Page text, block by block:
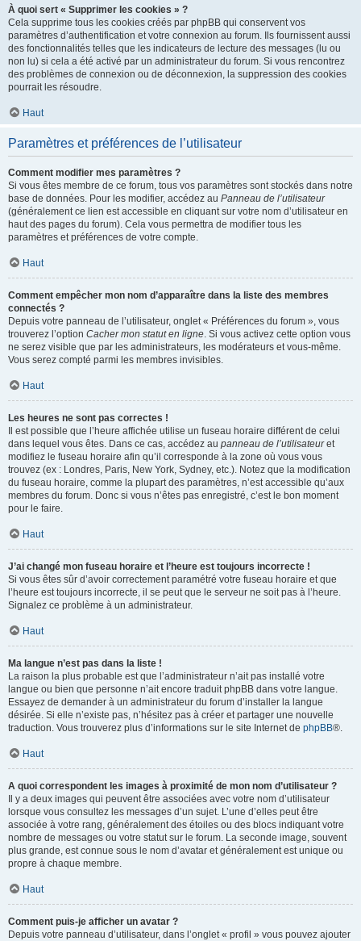
À quoi sert « Supprimer les cookies » ?
Cela supprime tous les cookies créés par phpBB qui conservent vos
paramètres d’authentification et votre connexion au forum. Ils fournissent aussi
des fonctionnalités telles que les indicateurs de lecture des messages (lu ou
non lu) si cela a été activé par un administrateur du forum. Si vous rencontrez
des problèmes de connexion ou de déconnexion, la suppression des cookies
pourrait les résoudre.
Haut
Paramètres et préférences de l’utilisateur
Comment modifier mes paramètres ?
Si vous êtes membre de ce forum, tous vos paramètres sont stockés dans notre
base de données. Pour les modifier, accédez au Panneau de l’utilisateur
(généralement ce lien est accessible en cliquant sur votre nom d’utilisateur en
haut des pages du forum). Cela vous permettra de modifier tous les
paramètres et préférences de votre compte.
Haut
Comment empêcher mon nom d’apparaître dans la liste des membres
connectés ?
Depuis votre panneau de l’utilisateur, onglet « Préférences du forum », vous
trouverez l’option Cacher mon statut en ligne. Si vous activez cette option vous
ne serez visible que par les administrateurs, les modérateurs et vous-même.
Vous serez compté parmi les membres invisibles.
Haut
Les heures ne sont pas correctes !
Il est possible que l’heure affichée utilise un fuseau horaire différent de celui
dans lequel vous êtes. Dans ce cas, accédez au panneau de l’utilisateuret
modifiez le fuseau horaire afin qu’il corresponde à la zone où vous vous
trouvez (ex : Londres, Paris, New York, Sydney, etc.). Notez que la modification
du fuseau horaire, comme la plupart des paramètres, n’est accessible qu’aux
membres du forum. Donc si vous n’êtes pas enregistré, c’est le bon moment
pour le faire.
Haut
J’ai changé mon fuseau horaire et l’heure est toujours incorrecte !
Si vous êtes sûr d’avoir correctement paramétré votre fuseau horaire et que
l’heure est toujours incorrecte, il se peut que le serveur ne soit pas à l’heure.
Signalez ce problème à un administrateur.
Haut
Ma langue n’est pas dans la liste !
La raison la plus probable est que l’administrateur n’ait pas installé votre
langue ou bien que personne n’ait encore traduit phpBB dans votre langue.
Essayez de demander à un administrateur du forum d’installer la langue
désirée. Si elle n’existe pas, n’hésitez pas à créer et partager une nouvelle
traduction. Vous trouverez plus d’informations sur le site Internet de phpBB®.
Haut
A quoi correspondent les images à proximité de mon nom d’utilisateur ?
Il y a deux images qui peuvent être associées avec votre nom d’utilisateur
lorsque vous consultez les messages d’un sujet. L’une d’elles peut être
associée à votre rang, généralement des étoiles ou des blocs indiquant votre
nombre de messages ou votre statut sur le forum. La seconde image, souvent
plus grande, est connue sous le nom d’avatar et généralement est unique ou
propre à chaque membre.
Haut
Comment puis-je afficher un avatar ?
Depuis votre panneau d’utilisateur, dans l’onglet « profil » vous pouvez ajouter